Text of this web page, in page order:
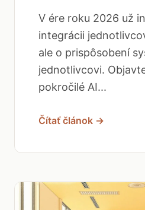
V ére roku 2026 už
integrácii
ale o prispôsobení
jednotlivcovi.
pokročilé AI...
Čítať článok →